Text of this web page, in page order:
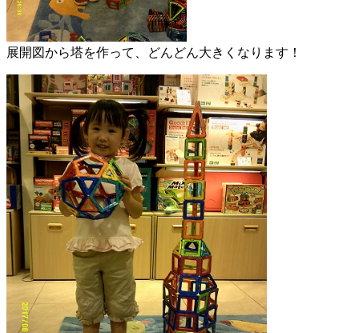
展開図から塔を作って、どんどん大きくなります！